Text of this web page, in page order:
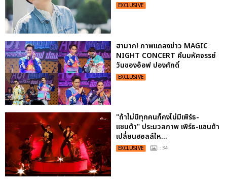
EXCLUSIVE
ฮามาก! ภาพแถลงข่าว MAGIC
NIGHT CONCERT คืนมหัศจรรย์
วันของอ๊อฟ ปองศักดิ์
EXCLUSIVE
"ถ้าไม่มีทุกคนก็คงไม่มีเพิร์ธ-
แซนต้า" ประมวลภาพ เพิร์ธ-แซนต้า
เปลี่ยนฮอลล์ให...
EXCLUSIVE : 34